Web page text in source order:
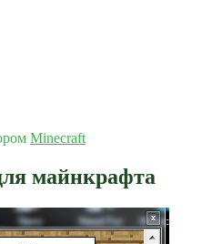
Minecraft
майнкрафта